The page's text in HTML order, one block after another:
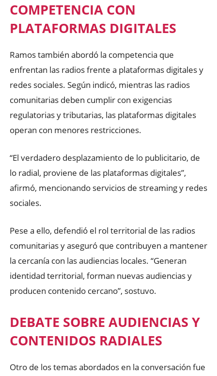
COMPETENCIA CON
PLATAFORMAS DIGITALES
Ramos también abordó la competencia que
enfrentan las radios frente a plataformas digitales y
redes sociales. Según indicó, mientras las radios
comunitarias deben cumplir con exigencias
regulatorias y tributarias, las plataformas digitales
operan con menores restricciones.
“El verdadero desplazamiento de lo publicitario, de
lo radial, proviene de las plataformas digitales”,
afirmó, mencionando servicios de streaming y redes
sociales.
Pese a ello, defendió el rol territorial de las radios
comunitarias y aseguró que contribuyen a mantener
la cercanía con las audiencias locales. “Generan
identidad territorial, forman nuevas audiencias y
producen contenido cercano”, sostuvo.
DEBATE SOBRE AUDIENCIAS Y
CONTENIDOS RADIALES
Otro de los temas abordados en la conversación fue